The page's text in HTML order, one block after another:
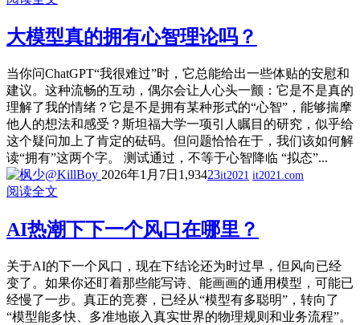
大模型真的拥有心智理论吗？
当你问ChatGPT“我很难过”时，它总能给出一些体贴的安慰和
建议。这种流畅的互动，偶尔会让人心头一颤：它是不是真的
理解了我的情绪？它是不是拥有某种形式的“心智”，能够揣摩
他人的想法和感受？斯坦福大学一项引人瞩目的研究，似乎给
这个疑问加上了肯定的砝码。但问题恰恰在于，我们该如何解
读“拥有”这两个字。 测试通过，不等于心智降临 “拟态”...
2026年1月7日 1,93423it2021 it2021.com
阅读全文
AI热潮下下一个风口在哪里？
关于AI的下一个风口，现在下结论还为时过早，但风向已经
变了。如果你还盯着那些能写诗、能画画的通用模型，可能已
经慢了一步。真正的竞赛，已经从“模型有多聪明”，转向了
“模型能多快、多准地嵌入真实世界的物理规则和业务流程”。